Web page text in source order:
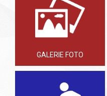
GALERIE FOTO